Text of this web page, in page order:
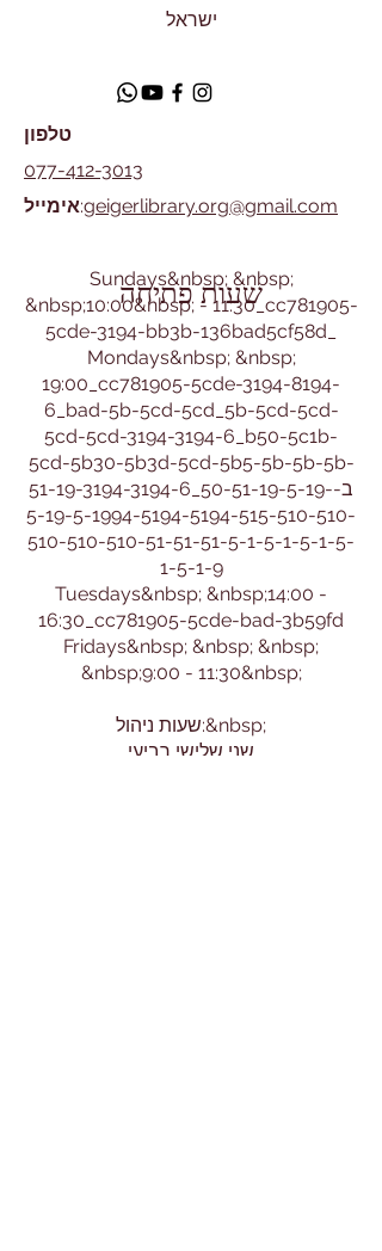
ישראל
טלפון
077-412-3013
אימייל:geigerlibrary.org@gmail.com
שעות פתיחה
​Sundays&nbsp; &nbsp;
&nbsp;10:00&nbsp; - 11:30_cc781905-
5cde-3194-bb3b-136bad5cf58d_
Mondays&nbsp; &nbsp;
19:00_cc781905-5cde-3194-8194-
6_bad-5b-5cd-5cd_5b-5cd-5cd-
5cd-5cd-3194-3194-6_b50-5c1b-
5cd-5b30-5b3d-5cd-5b5-5b-5b-5b-
51-19-3194-3194-6_ב-50-51-19-5-19-
5-19-5-1994-5194-5194-515-510-510-
510-510-510-51-51-51-5-1-5-1-5-1-5-
1-5-1-9
Tuesdays&nbsp; &nbsp;14:00 -
16:30_cc781905-5cde-bad-3b59fd
Fridays&nbsp; &nbsp; &nbsp;
&nbsp;9:00 - 11:30&nbsp;
שעות ניהול:&nbsp;
שני שלישי רביעי